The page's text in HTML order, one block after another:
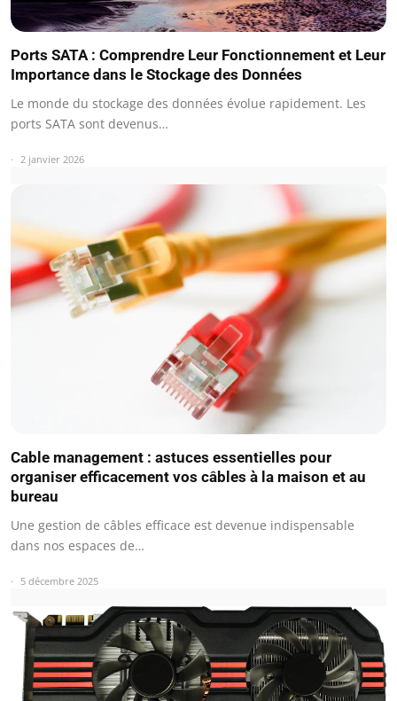
Ports SATA : Comprendre Leur Fonctionnement et Leur
Importance dans le Stockage des Données
Le monde du stockage des données évolue rapidement. Les
ports SATA sont devenus…
2 janvier 2026
Cable management : astuces essentielles pour
organiser efficacement vos câbles à la maison et au
bureau
Une gestion de câbles efficace est devenue indispensable
dans nos espaces de…
5 décembre 2025